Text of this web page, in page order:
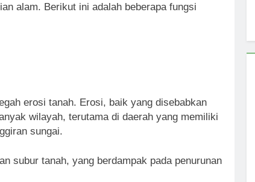
alam. Berikut ini adalah beberapa fungsi
erosi tanah. Erosi, baik yang disebabkan
wilayah, terutama di daerah yang memiliki
sungai.
subur tanah, yang berdampak pada penurunan